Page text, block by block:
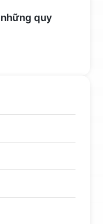
quy